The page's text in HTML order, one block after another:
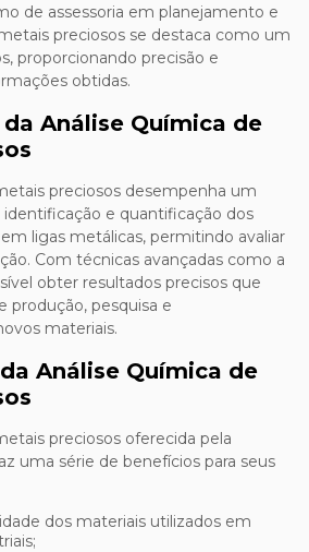
de assessoria em planejamento e
preciosos se destaca como um
proporcionando precisão e
obtidas.
Análise Química de
preciosos desempenha um
e quantificação dos
ligas metálicas, permitindo avaliar
Com técnicas avançadas como a
obter resultados precisos que
produção, pesquisa e
materiais.
Análise Química de
preciosos oferecida pela
uma série de benefícios para seus